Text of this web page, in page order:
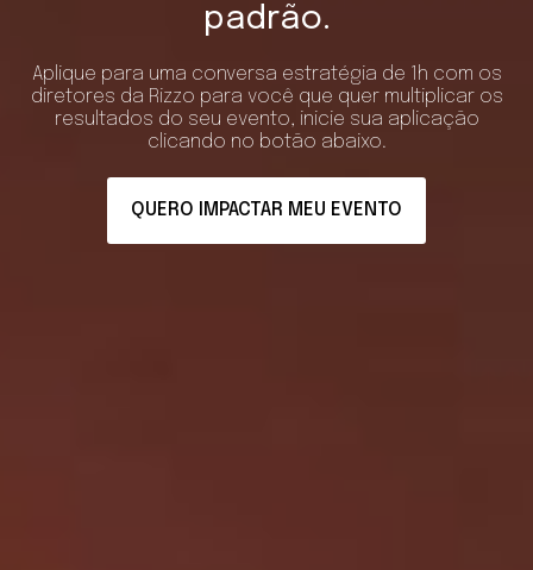
padrão.
Aplique para uma conversa estratégia de 1h com os
diretores da Rizzo para você que quer multiplicar os
resultados do seu evento, inicie sua aplicação
clicando no botão abaixo.
QUERO IMPACTAR MEU EVENTO